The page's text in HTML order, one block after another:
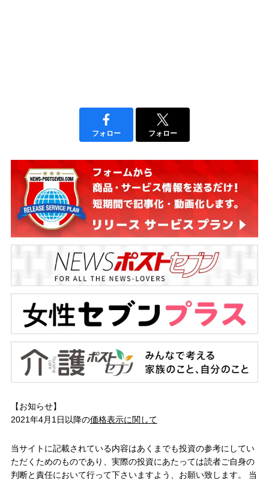
フォロー フォロー
【お知らせ】
2021年4月1日以降の価格表示に関して
当サイトに記載されている内容はあくまでも投資の参考にしてい
ただくためのものであり、実際の投資にあたっては読者ご自身の
判断と責任において行って下さいますよう、お願い致します。 当